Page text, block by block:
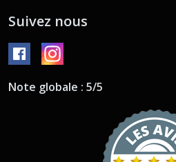
Suivez nous
Note globale : 5/5